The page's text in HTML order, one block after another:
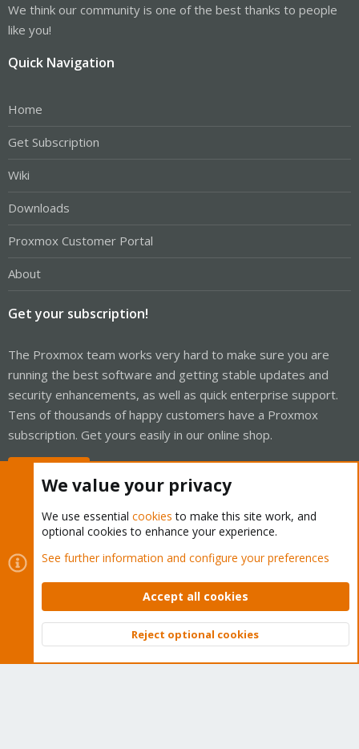
We think our community is one of the best thanks to people
like you!
Quick Navigation
Home
Get Subscription
Wiki
Downloads
Proxmox Customer Portal
About
Get your subscription!
The Proxmox team works very hard to make sure you are
running the best software and getting stable updates and
security enhancements, as well as quick enterprise support.
Tens of thousands of happy customers have a Proxmox
subscription. Get yours easily in our online shop.
Cookies
Proxmox Support Forum - Light Mode
Contact us
Terms and rules Privacy policy Help Home
Community platform by XenForo © 2010-2026 XenForo Ltd.
Top
We value your privacy
We use essential cookies to make this site work, and
optional cookies to enhance your experience.
See further information and configure your preferences
Accept all cookies
Reject optional cookies